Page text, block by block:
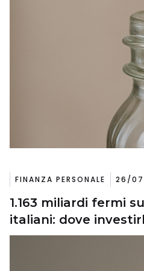
FINANZA PERSONALE 26/
1.163 miliardi fermi
italiani: dove